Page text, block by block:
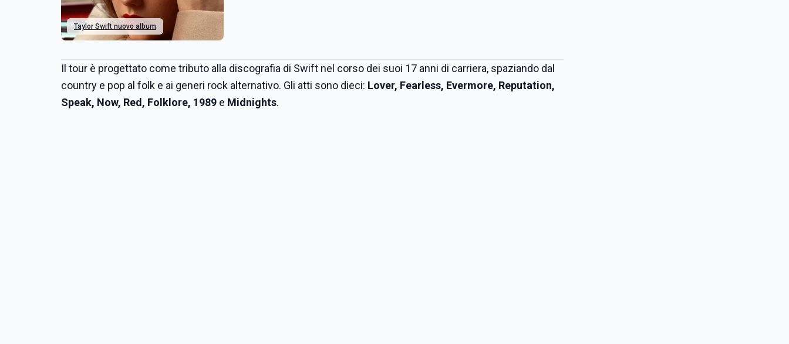
Taylor Swift nuovo album
Il tour è progettato come tributo alla discografia di Swift nel corso dei suoi 17 anni di carriera, spaziando dal
country e pop al folk e ai generi rock alternativo. Gli atti sono dieci: Lover, Fearless, Evermore, Reputation,
Speak, Now, Red, Folklore, 1989 e Midnights.